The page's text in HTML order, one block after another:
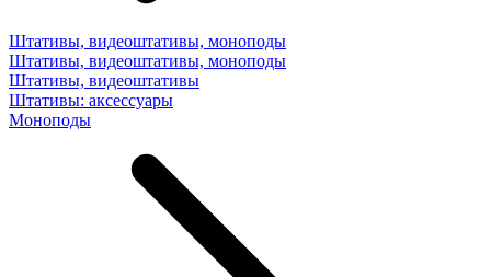
Штативы, видеоштативы, моноподы
Штативы, видеоштативы, моноподы
Штативы, видеоштативы
Штативы: аксессуары
Моноподы